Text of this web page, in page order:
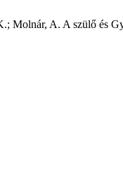
Molnár, A. A szülő és